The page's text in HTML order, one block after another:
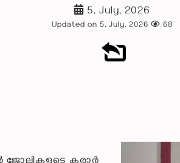
5, July, 2026
Updated on 5, July, 2026 68